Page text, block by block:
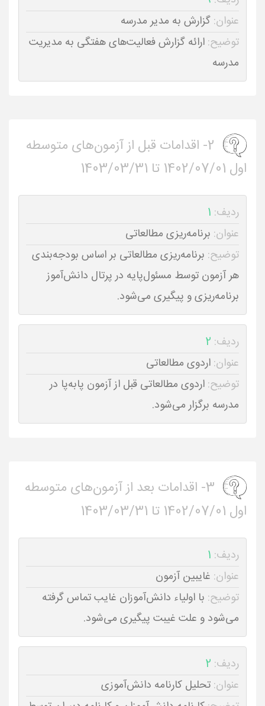
عنوان: گزارش به مدیر مدرسه
توضیح: ارائه گزارش فعالیت‌های هفتگی به مدیریت
مدرسه
2- اقدامات قبل از آزمون‌های متوسطه
اول 1402/07/01 تا 1403/03/31
ردیف: 1
عنوان: برنامه‌ریزی مطالعاتی
توضیح: برنامه‌ریزی مطالعاتی بر اساس بودجه‌بندی
هر آزمون توسط مسئول‌پایه در پرتال دانش‌آموز
برنامه‌ریزی و پیگیری می‌شود.
ردیف: 2
عنوان: اردوی مطالعاتی
توضیح: اردوی مطالعاتی قبل از آزمون پابه‌پا در
مدرسه برگزار می‌شود.
3- اقدامات بعد از آزمون‌های متوسطه
اول 1402/07/01 تا 1403/03/31
ردیف: 1
عنوان: غایبین آزمون
توضیح: با اولیاء دانش‌آموزان غایب تماس گرفته
می‌شود و علت غیبت پیگیری می‌شود.
ردیف: 2
عنوان: تحلیل کارنامه دانش‌آموزی